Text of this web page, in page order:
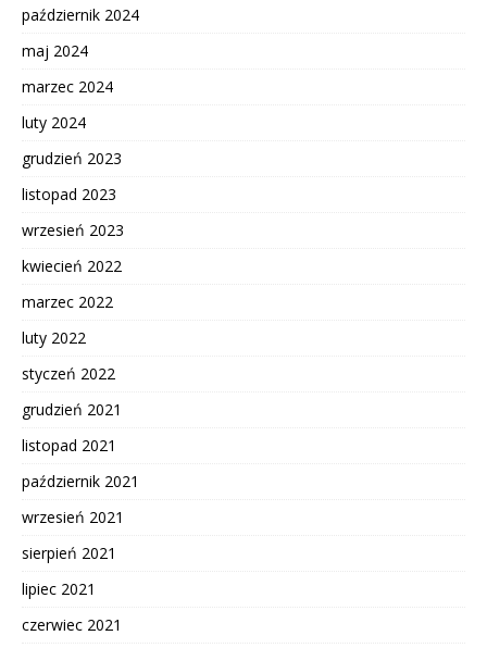
październik 2024
maj 2024
marzec 2024
luty 2024
grudzień 2023
listopad 2023
wrzesień 2023
kwiecień 2022
marzec 2022
luty 2022
styczeń 2022
grudzień 2021
listopad 2021
październik 2021
wrzesień 2021
sierpień 2021
lipiec 2021
czerwiec 2021